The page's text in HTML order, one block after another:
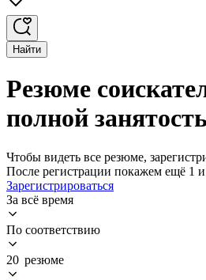
Найти
Резюме
полной
Чтобы видеть все резюме,
После регистрации покажем ещё 1
Зарегистрироваться
За всё время
По соответствию
20 резюме